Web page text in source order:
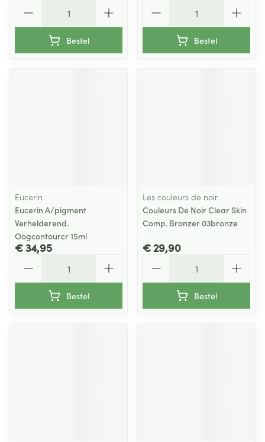
Bestel Bestel
Eucerin
Eucerin A/pigment
Verhelderend.
Oogcontourcr 15ml
€ 34,95
Bestel
Les couleurs de noir
Couleurs De Noir Clear Skin
Comp. Bronzer 03bronze
€ 29,90
Bestel